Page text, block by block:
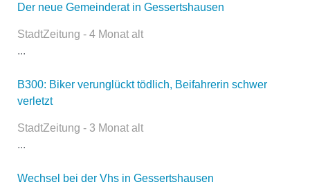
Dieser Teil dient lediglich zur
öffentlich sichtbar.
Der neue Gemeinderat in Gessertshausen
StadtZeitung - 4 Monat alt
...
B300: Biker verunglückt tödlich, Beifahrerin schwer
verletzt
StadtZeitung - 3 Monat alt
...
Wechsel bei der Vhs in Gessertshausen